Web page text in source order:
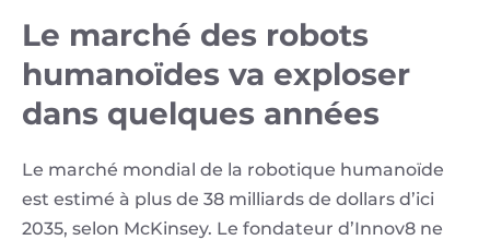
Le marché des robots
humanoïdes va exploser
dans quelques années
Le marché mondial de la robotique humanoïde
est estimé à plus de 38 milliards de dollars d’ici
2035, selon McKinsey. Le fondateur d’Innov8 ne